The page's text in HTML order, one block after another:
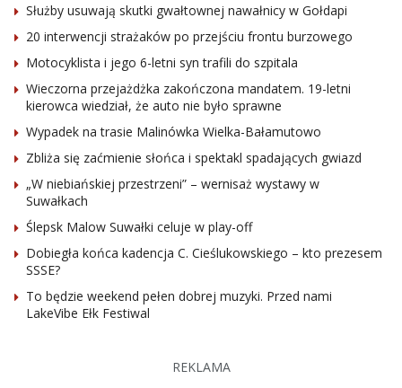
Służby usuwają skutki gwałtownej nawałnicy w Gołdapi
20 interwencji strażaków po przejściu frontu burzowego
Motocyklista i jego 6-letni syn trafili do szpitala
Wieczorna przejażdżka zakończona mandatem. 19-letni
kierowca wiedział, że auto nie było sprawne
Wypadek na trasie Malinówka Wielka-Bałamutowo
Zbliża się zaćmienie słońca i spektakl spadających gwiazd
„W niebiańskiej przestrzeni” – wernisaż wystawy w
Suwałkach
Ślepsk Malow Suwałki celuje w play-off
Dobiegła końca kadencja C. Cieślukowskiego – kto prezesem
SSSE?
To będzie weekend pełen dobrej muzyki. Przed nami
LakeVibe Ełk Festiwal
REKLAMA